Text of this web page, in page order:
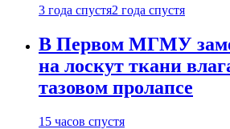
3 года спустя2 года спустя
В Первом МГМУ
на лоскут ткани
тазовом пролапсе
15 часов спустя